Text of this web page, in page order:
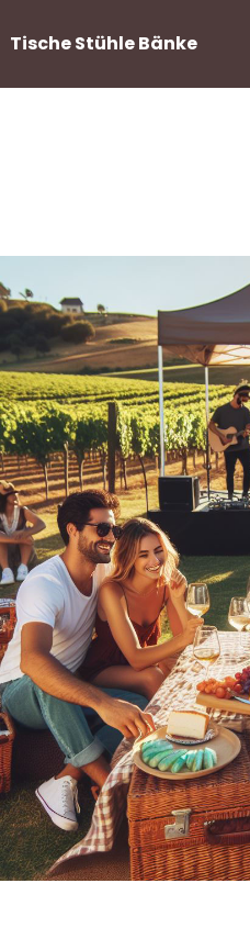
Tische Stühle Bänke